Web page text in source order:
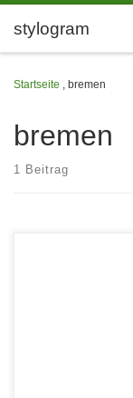
Zum Inhalt springen
stylogram
Startseite , bremen
bremen
1 Beitrag